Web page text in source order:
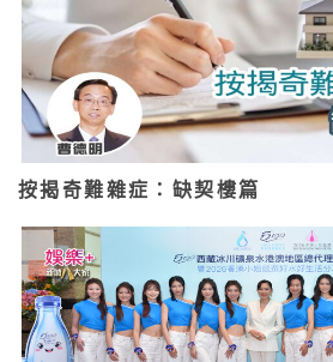
按揭奇難雜症：缺契樓篇